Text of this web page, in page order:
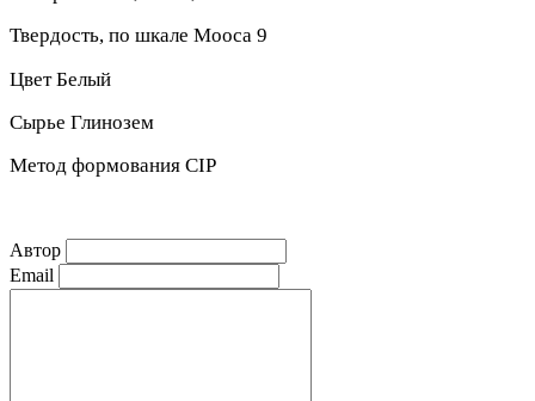
Твердость, по шкале Moоса 9
Цвет Белый
Сырье Глинозем
Метод формования CIP
Автор
Email